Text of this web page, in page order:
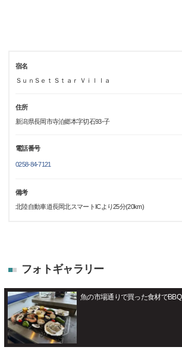
宿名
ＳｕｎＳｅｔ Ｓｔａｒ Ｖｉｌｌａ
住所
新潟県長岡市寺泊郷本字切石93-子
電話番号
0258-84-7121
備考
北陸自動車道長岡北スマートICより25分(20km)
フォトギャラリー
魚の市場通りで買った食材でBBQ